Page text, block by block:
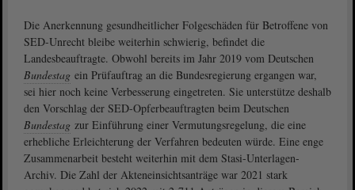
Die Anerkennung gesundheitlicher Folgeschäden für Betroffene von
SED-Unrecht bleibe weiterhin schwierig, befindet die
Landesbeauftragte. Obwohl bereits im Jahr 2019 vom Deutschen
Bundestag ein Prüfauftrag an die Bundesregierung ergangen war,
sei hier noch keine Verbesserung eingetreten. Sie unterstütze deshalb
den Vorschlag der SED-Opferbeauftragten beim Deutschen
Bundestag zur Einführung einer Vermutungsregelung, die eine
erhebliche Erleichterung der Verfahren bedeuten würde. Eine enge
Zusammenarbeit besteht weiterhin mit dem Stasi-Unterlagen-
Archiv. Die Zahl der Akteneinsichtsanträge war 2021 stark